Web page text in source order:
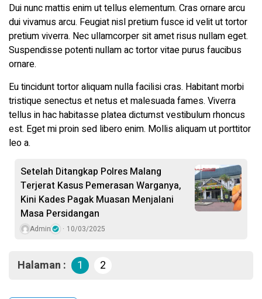
Dui nunc mattis enim ut tellus elementum. Cras ornare arcu
dui vivamus arcu. Feugiat nisl pretium fusce id velit ut tortor
pretium viverra. Nec ullamcorper sit amet risus nullam eget.
Suspendisse potenti nullam ac tortor vitae purus faucibus
ornare.
Eu tincidunt tortor aliquam nulla facilisi cras. Habitant morbi
tristique senectus et netus et malesuada fames. Viverra
tellus in hac habitasse platea dictumst vestibulum rhoncus
est. Eget mi proin sed libero enim. Mollis aliquam ut porttitor
leo a.
Setelah Ditangkap Polres Malang
Terjerat Kasus Pemerasan Warganya,
Kini Kades Pagak Muasan Menjalani
Masa Persidangan
Admin 10/03/2025
Halaman : 1 2